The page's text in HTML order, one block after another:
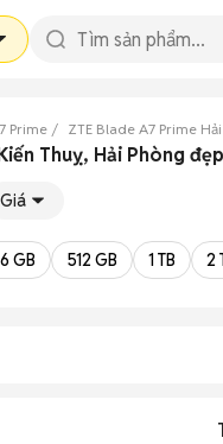
Prime ZTE Blade A7 Prime
Thuỵ, Hải Phòng đẹp
Giá
GB 512 GB 1 TB 2